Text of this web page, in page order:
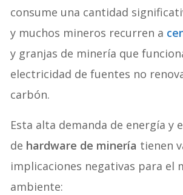
consume una cantidad
y muchos mineros recurren a
y granjas de minería que
electricidad de fuentes no
carbón.
Esta alta demanda de energía y
de hardware de minería tienen
implicaciones negativas para el
ambiente: